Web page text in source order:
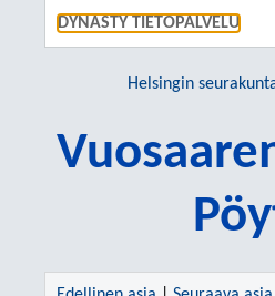
DYNASTY TIETOPALVELU
Helsingin